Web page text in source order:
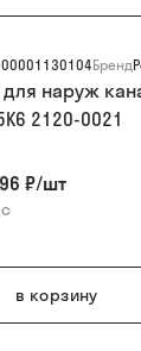
00001130104Бренд
для наруж
2120-0021
₽/шт
в корзину